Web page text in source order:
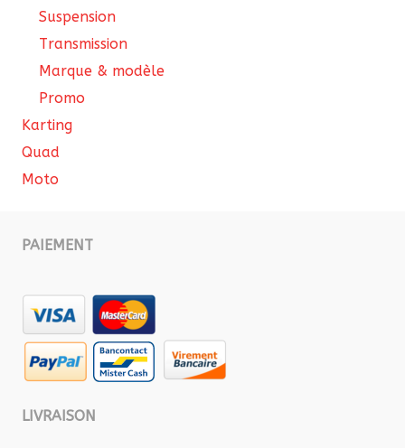
Suspension
Transmission
Marque & modèle
Promo
Karting
Quad
Moto
PAIEMENT
LIVRAISON